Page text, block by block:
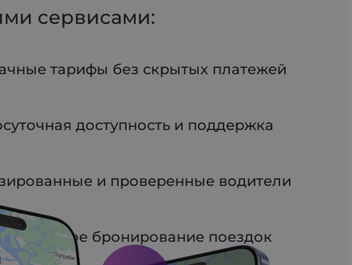
сервисами:
тарифы без скрытых платежей
доступность и поддержка
и проверенные водители
бронирование поездок